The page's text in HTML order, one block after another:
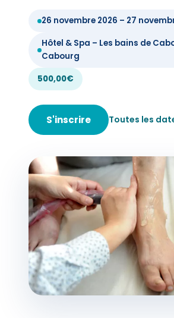
26 novembre 2026 – 27
Hôtel & Spa – Les bains de
Cabourg
500,00€
S'inscrire Toutes les